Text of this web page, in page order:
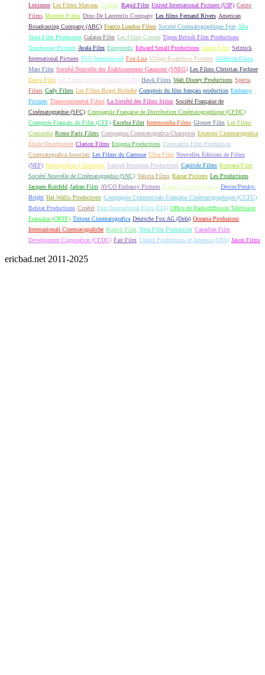
Leitienne Les Films Marceau Cinédis Rapid Film United International Pictures (UIP) Cerito
Films Mondex Films Dino De Laurentiis Company Les films Fernand Rivers American
Broadcasting Company (ABC) Franco London Films Societé Cinématographique Lyre Alta
Vista Film Production Galatea Film Les Films Corona Tigon British Film Productions
Touchstone Pictures Avala Film Europrodis Edward Small Productions Leone Film Selznick
International Pictures PSO International Fox-Lira Village Roadshow Pictures Atlántida Films
Mars Film Société Nouvelle des Établissements Gaumont (SNEG) Les Films Christian Fechner
Dania Film Les Films Georges Muller (FGM) Hawk Films Walt Disney Productions Specta
Films Cady Films Les Films Roger Richebé Comptoir du film français production Embassy
Pictures Transcontinental Films La Société des Films Sirius Société Française de
Cinématographie (SFC) Compagnie Française de Distribution Cinématographique (CFDC)
Comptoir Français du Film (CFF) Excelsa Film Intermondia Films Glomer Film Les Films
Concordia Rome Paris Films Compagnia Cinematografica Champion Emmepi Cinematografica
Étoile Distribution Clarion Films Enigma Productions Constantin Film Produktion
Cinematografica Associati Les Films du Carrosse Ultra Film Nouvelles Éditions de Films
(NEF) Metropolitan Filmexport Samuel Bronston Productions Capitole Films Romana Film
Société Nouvelle de Cinématographie (SNC) Valoria Films Rastar Pictures Les Productions
Jacques Roitfeld Jadran Film AVCO Embassy Pictures Rafran Cinematografica Devon/Persky-
Bright Hal Wallis Productions Compagnie Commerciale Française Cinématographique (CCFC)
Belstar Productions Cinétel Euro International Film (EIA) Office de Radiodiffusion Télévision
Française (ORTF) Tritone Cinematografica Deutsche Fox AG (Defa) Oceania Produzioni
Internazionali Cinematografiche Rizzoli Film Terra Film Produktion Canadian Film
Development Corporation (CFDC) Fair Film United Productions of America (UPA) Jason Films
ericbad.net 2011-2025